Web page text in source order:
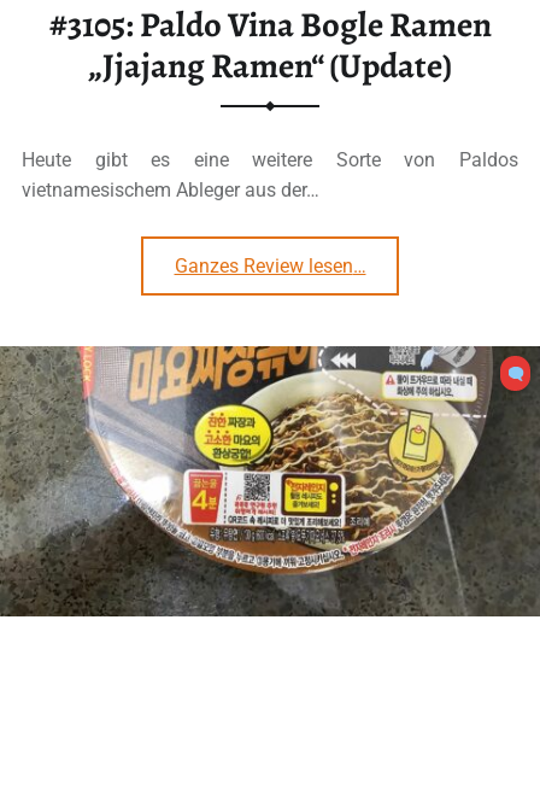
#3105: Paldo Vina Bogle Ramen
„Jjajang Ramen“ (Update)
Heute gibt es eine weitere Sorte von Paldos
vietnamesischem Ableger aus der…
Ganzes Review lesen“#3105: Paldo Vina Bogle Ramen „Jjajang Ramen“ (Update)”
…
0